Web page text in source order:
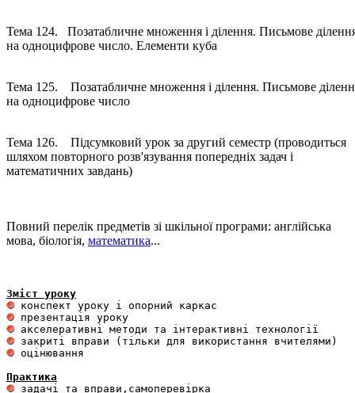
Тема 124. Позатабличне множення і ділення. Письмове
на одноцифрове число. Елементи куба
Тема 125. Позатабличне множення і ділення. Письмове
на одноцифрове число
Тема 126. Підсумковий урок за другий семестр (проводиться
шляхом повторного розв'язування попередніх задач і
математичних завдань)
Повний перелік предметів зі шкільної програми: англійська
мова, біологія, математика...
Зміст уроку
оцінювання
Практика